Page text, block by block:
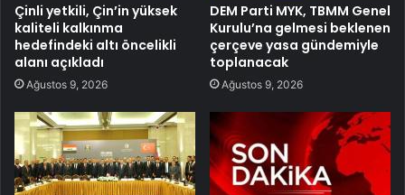
Çinli yetkili, Çin’in yüksek
kaliteli kalkınma
hedefindeki altı öncelikli
alanı açıkladı
Ağustos 9, 2026
DEM Parti MYK, TBMM Genel
Kurulu’na gelmesi beklenen
çerçeve yasa gündemiyle
toplanacak
Ağustos 9, 2026